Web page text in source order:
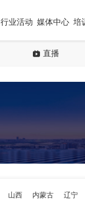
行业活动 媒体中心 培
直播
山西 内蒙古
辽宁